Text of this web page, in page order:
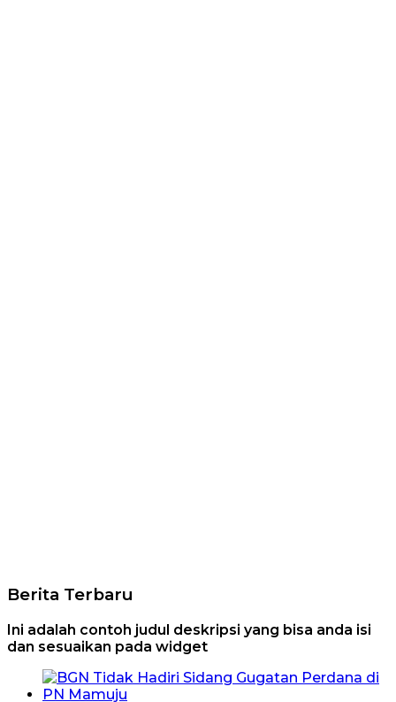
Berita Terbaru
Ini adalah contoh judul deskripsi yang bisa anda isi
dan sesuaikan pada widget